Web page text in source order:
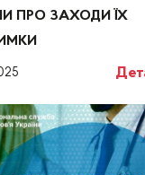
ПРО ЗАХОДИ ЇХ